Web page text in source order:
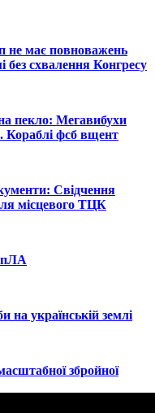
не має повноважень
без схвалення Конгресу
пекло: Мегавибухи
Кораблі фсб вщент
Свідчення
місцевого ТЦК
на українській землі
збройної